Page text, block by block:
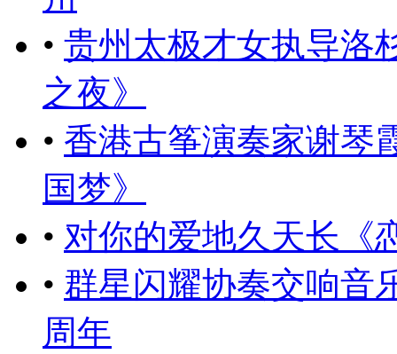
• 贵州太极才女执导洛
之夜》
• 香港古筝演奏家谢琴
国梦》
• 对你的爱地久天长《
• 群星闪耀协奏交响音
周年